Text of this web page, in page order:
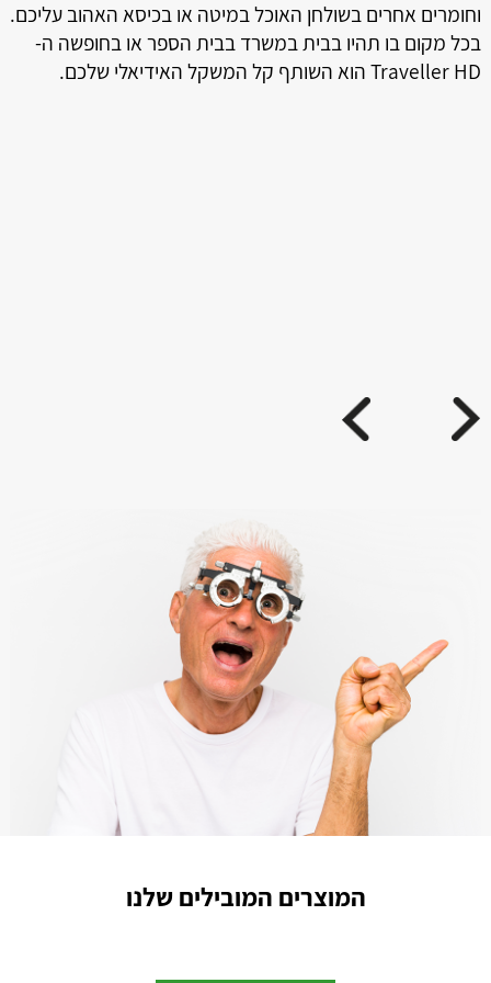
וחומרים אחרים בשולחן האוכל במיטה או בכיסא האהוב עליכם.
בכל מקום בו תהיו בבית במשרד בבית הספר או בחופשה ה-
Traveller HD הוא השותף קל המשקל האידיאלי שלכם.
המוצרים המובילים שלנו